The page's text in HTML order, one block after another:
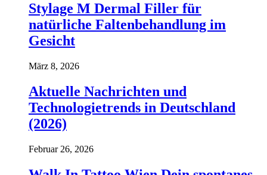
Stylage M Dermal Filler für
natürliche Faltenbehandlung im
Gesicht
März 8, 2026
Aktuelle Nachrichten und
Technologietrends in Deutschland
(2026)
Februar 26, 2026